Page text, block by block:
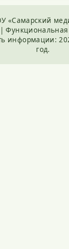
«Самарский
Функциональная
информации:
год.